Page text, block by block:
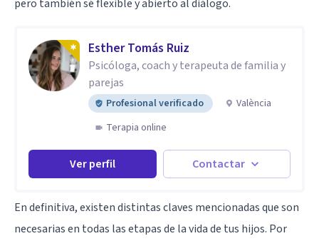
pero también sé flexible y abierto al diálogo.
Esther Tomás Ruiz
Psicóloga, coach y terapeuta de familia y
parejas
Profesional verificado
València
Terapia online
Ver perfil Contactar
En definitiva, existen distintas claves mencionadas que son
necesarias en todas las etapas de la vida de tus hijos. Por